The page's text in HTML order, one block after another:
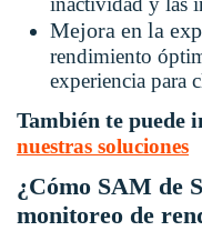
Mejora en la
rendimiento
experiencia para
También te puede
nuestras soluciones
¿Cómo SAM de
monitoreo de